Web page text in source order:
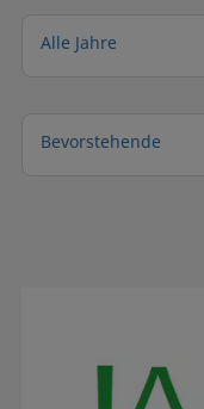
Alle Jahre
Bevorstehende